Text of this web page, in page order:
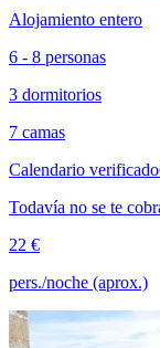
Alojamiento entero
6 - 8 personas
3 dormitorios
7 camas
Calendario verificado
Todavía no se te
22 €
pers./noche (aprox.)